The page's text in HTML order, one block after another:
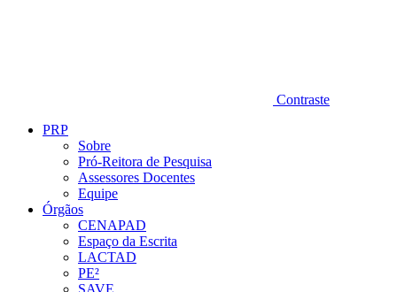
Contraste
PRP
Sobre
Pró-Reitora de Pesquisa
Assessores Docentes
Equipe
Órgãos
CENAPAD
Espaço da Escrita
LACTAD
PE²
SAVE